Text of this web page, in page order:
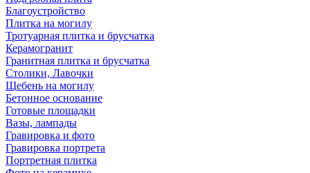
Благоустройство
Плитка на могилу
Тротуарная плитка и брусчатка
Керамогранит
Гранитная плитка и брусчатка
Столики, Лавочки
Щебень на могилу
Бетонное основание
Готовые площадки
Вазы, лампады
Гравировка и фото
Гравировка портрета
Портретная плитка